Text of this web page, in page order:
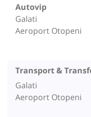
Autovip
Galati
Aeroport Otopeni
Transport &
Galati
Aeroport Otopeni